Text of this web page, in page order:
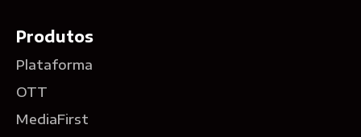
Produtos
Plataforma
OTT
MediaFirst